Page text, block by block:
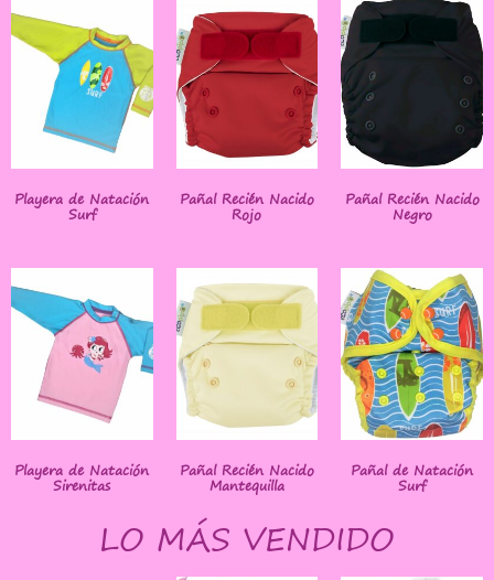
Playera de Natación
Surf
Pañal Recién Nacido
Rojo
Pañal Recién Nacido
Negro
Playera de Natación
Sirenitas
Pañal Recién Nacido
Mantequilla
Pañal de Natación
Surf
LO MÁS VENDIDO